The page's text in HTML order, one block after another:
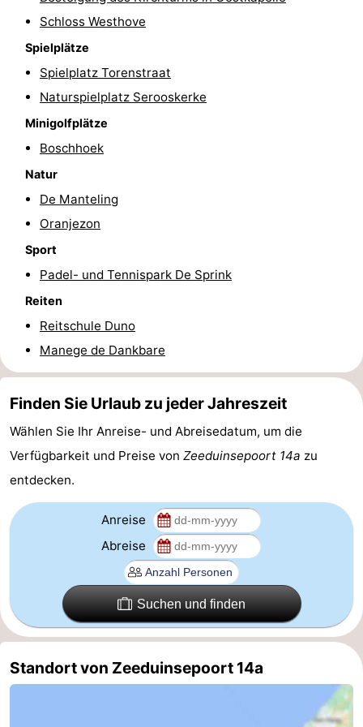
Medizin
Zeeland
Duiveland
Renesse
Brouwershaven
Bruinisse
Zierikzee
Natur
Haamstede
Natur
Kop
van
Walcheren
-
Veere
de
Mantelingen
Domburg
-
Westkapelle
-
Zoutelande
-
Schloss Westhove
Spielplätze
Spielplatz Torenstraat
Naturspielplatz Serooskerke
Minigolfplätze
Boschhoek
Natur
De Manteling
Oranjezon
Sport
Padel- und Tennispark De Sprink
Reiten
Reitschule Duno
Manege de Dankbare
Finden Sie Urlaub zu jeder Jahreszeit
Wählen Sie Ihr Anreise- und Abreisedatum, um die
Verfügbarkeit und Preise von Zeeduinsepoort 14a zu
entdecken.
Anreise
Abreise
Suchen und finden
Standort von Zeeduinsepoort 14a